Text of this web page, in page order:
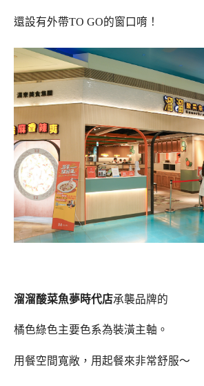
還設有外帶TO GO的窗口唷！
溜溜酸菜魚夢時代店承襲品牌的
橘色綠色主要色系為裝潢主軸。
用餐空間寬敞，用起餐來非常舒服～